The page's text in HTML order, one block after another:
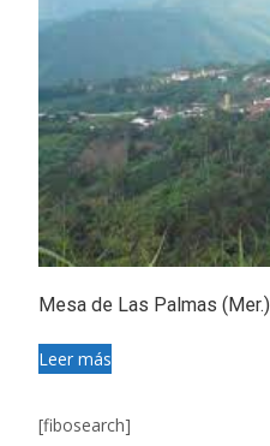
Mesa de Las Palmas (Mer.)
Leer más
[fibosearch]